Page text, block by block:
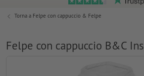
Torna a Felpe con cappuccio & Felpe
Felpe con cappuccio B&C